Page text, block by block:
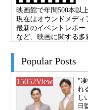
映画館で年間500本以
現在はオウンドメディ
最新のイベントレポー
など、映画に関する多
Popular Posts
15052View
”
れ
し
日